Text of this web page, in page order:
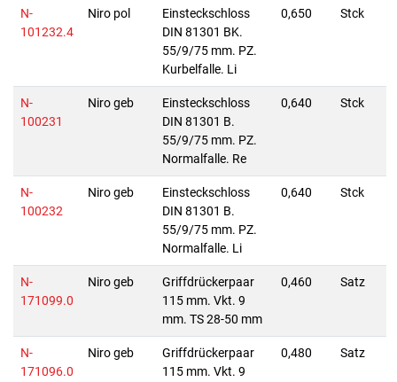
N-
101232.4
Niro pol
Einsteckschloss
DIN 81301 BK.
55/9/75 mm. PZ.
Kurbelfalle. Li
0,650 Stck
N-
100231
Niro geb
Einsteckschloss
DIN 81301 B.
55/9/75 mm. PZ.
Normalfalle. Re
0,640 Stck
N-
100232
Niro geb
Einsteckschloss
DIN 81301 B.
55/9/75 mm. PZ.
Normalfalle. Li
0,640 Stck
N-
171099.0
Niro geb
Griffdrückerpaar
115 mm. Vkt. 9
mm. TS 28-50 mm
0,460 Satz
N-
171096.0
Niro geb
Griffdrückerpaar
115 mm. Vkt. 9
0,480 Satz